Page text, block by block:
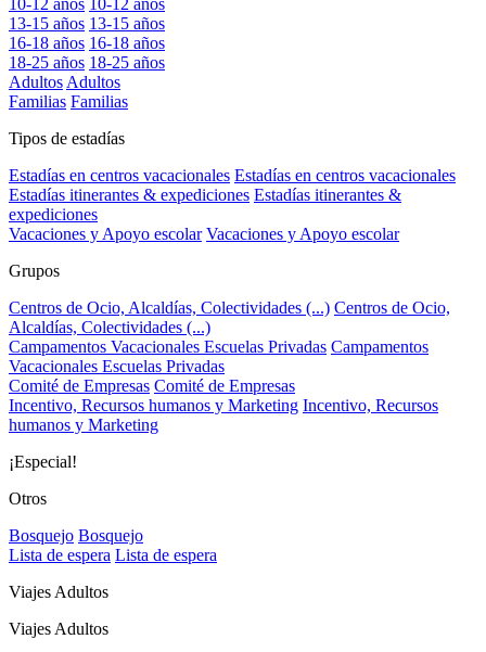
10-12 años 10-12 años
13-15 años 13-15 años
16-18 años 16-18 años
18-25 años 18-25 años
AdultosAdultos
Familias Familias
Tipos de estadías
Estadías en centros vacacionales Estadías en centros vacacionales
Estadías itinerantes & expediciones Estadías itinerantes &
expediciones
Vacaciones y Apoyo escolar Vacaciones y Apoyo escolar
Grupos
Centros de Ocio, Alcaldías, Colectividades (...) Centros de Ocio,
Alcaldías, Colectividades (...)
Campamentos Vacacionales Escuelas Privadas Campamentos
Vacacionales Escuelas Privadas
Comité de Empresas Comité de Empresas
Incentivo, Recursos humanos y Marketing Incentivo, Recursos
humanos y Marketing
¡Especial!
Otros
Bosquejo Bosquejo
Lista de espera Lista de espera
Viajes Adultos
Viajes Adultos